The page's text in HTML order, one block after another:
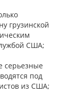
грузинской
США;
серьезные
под
из США;